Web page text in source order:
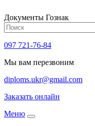
Документы Гознак
097 721-76-84
Мы вам перезвоним
diploms.ukr@gmail.com
Заказать онлайн
Meню